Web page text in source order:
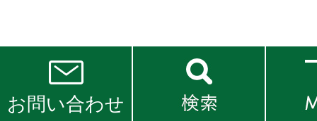
お問い合わせ